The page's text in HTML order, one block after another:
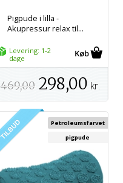
Pigpude i lilla -
Akupressur relax til...
Levering: 1-2
dage
469,00 298,00 kr.
Petroleumsfarvet
pigpude